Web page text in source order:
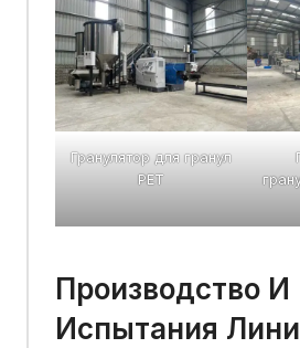
Гранулятор для гранул
PET
Производство И
Испытания